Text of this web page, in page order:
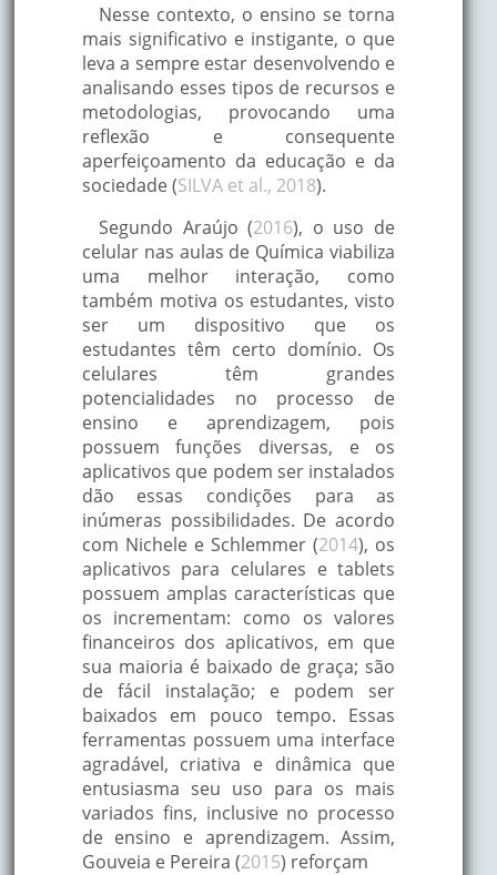
Nesse contexto, o ensino se torna
mais significativo e instigante, o que
leva a sempre estar desenvolvendo e
analisando esses tipos de recursos e
metodologias, provocando uma
reflexão e consequente
aperfeiçoamento da educação e da
sociedade (SILVA et al., 2018).
Segundo Araújo (2016), o uso de
celular nas aulas de Química viabiliza
uma melhor interação, como
também motiva os estudantes, visto
ser um dispositivo que os
estudantes têm certo domínio. Os
celulares têm grandes
potencialidades no processo de
ensino e aprendizagem, pois
possuem funções diversas, e os
aplicativos que podem ser instalados
dão essas condições para as
inúmeras possibilidades. De acordo
com Nichele e Schlemmer (2014), os
aplicativos para celulares e tablets
possuem amplas características que
os incrementam: como os valores
financeiros dos aplicativos, em que
sua maioria é baixado de graça; são
de fácil instalação; e podem ser
baixados em pouco tempo. Essas
ferramentas possuem uma interface
agradável, criativa e dinâmica que
entusiasma seu uso para os mais
variados fins, inclusive no processo
de ensino e aprendizagem. Assim,
Gouveia e Pereira (2015) reforçam